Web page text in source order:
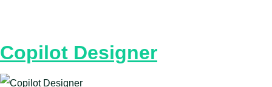
Copilot Designer